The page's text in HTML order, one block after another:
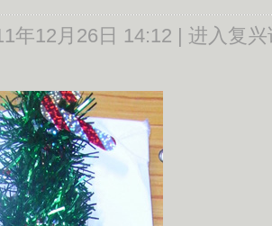
年12月26日 14:12 | 进入复兴